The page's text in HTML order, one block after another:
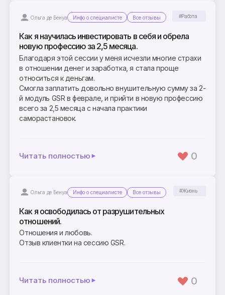
Ольга де Бенуа Инфо о специалисте Все отзывы #Работа
Как я научилась инвестировать в себя и обрела
новую профессию за 2,5 месяца.
Благодаря этой сессии у меня исчезли многие страхи
в отношении денег и заработка, я стала проще
относиться к деньгам.
Смогла заплатить довольно внушительную сумму за 2-
й модуль GSR в феврале, и прийти в новую профессию
всего за 2,5 месяца с начала практики
саморастановок.
Читать полностью 0
Ольга де Бенуа Инфо о специалисте Все отзывы #Жизнь
Как я освободилась от разрушительных
отношений.
Отношения и любовь.
Отзыв клиентки на сессию GSR.
Читать полностью 0